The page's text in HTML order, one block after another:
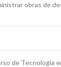
obras de
de Tecnologia